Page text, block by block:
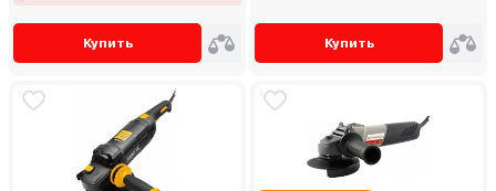
Купить Купить